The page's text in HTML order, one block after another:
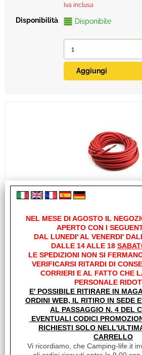
Iva inclusa
Disponibile
CAVO UNIPOLARE
€ 14,81 Sconto 39.9%
€8,90
Iva inclusa
Disponibile
NEL MESE DI AGOSTO IL
APERTO CON I
DAL LUNEDI' AL VENERDI'
DALLE 14 ALLE 18
LE SPEDIZIONI NON SI
VERIFICARSI RITARDI DI
CORRIERI E AL FATTO CHE
PERSONALE
E' POSSIBILE RITIRARE IN
ORDINI WEB, IL RITIRO IN SEDE
AL PASSAGGIO N. 4 DEL
EVENTUALI CODICI
RICHIESTI SOLO
CARRELLO
Vi ricordiamo, che Camping-life.it